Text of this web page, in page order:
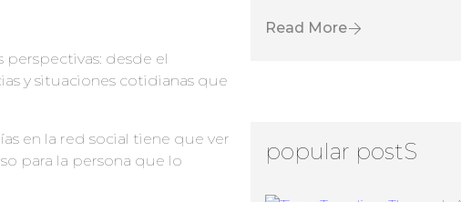
perspectivas: desde el
y situaciones cotidianas que
en la red social tiene que ver
para la persona que lo
Read More
popular postS